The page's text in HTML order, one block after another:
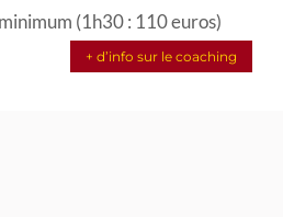
(1h30 : 110 euros)
+ d’info sur le coaching